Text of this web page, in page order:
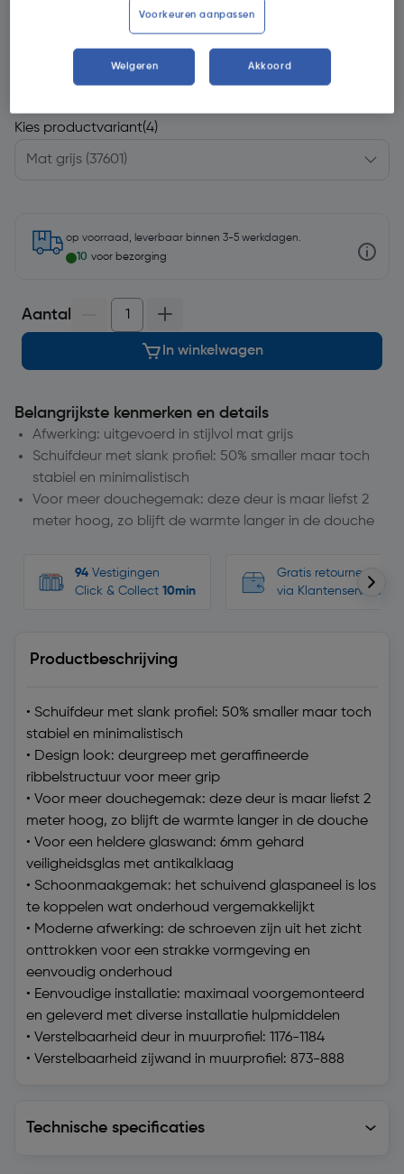
€ 825,00| Excl. btw € 681,82
Kies productvariant(4)
op voorraad, leverbaar binnen 3-5 werkdagen.
10 voor bezorging
Aantal
In winkelwagen
Belangrijkste kenmerken en details
Afwerking: uitgevoerd in stijlvol mat grijs
Schuifdeur met slank profiel: 50% smaller maar toch
stabiel en minimalistisch
Voor meer douchegemak: deze deur is maar liefst 2
meter hoog, zo blijft de warmte langer in de douche
94 Vestigingen
Click & Collect 10min
Gratis retourneren,
via Klantenservice
Productbeschrijving
• Schuifdeur met slank profiel: 50% smaller maar toch
stabiel en minimalistisch
• Design look: deurgreep met geraffineerde
ribbelstructuur voor meer grip
• Voor meer douchegemak: deze deur is maar liefst 2
meter hoog, zo blijft de warmte langer in de douche
• Voor een heldere glaswand: 6mm gehard
veiligheidsglas met antikalklaag
• Schoonmaakgemak: het schuivend glaspaneel is los
te koppelen wat onderhoud vergemakkelijkt
• Moderne afwerking: de schroeven zijn uit het zicht
onttrokken voor een strakke vormgeving en
eenvoudig onderhoud
• Eenvoudige installatie: maximaal voorgemonteerd
en geleverd met diverse installatie hulpmiddelen
• Verstelbaarheid deur in muurprofiel: 1176-1184
• Verstelbaarheid zijwand in muurprofiel: 873-888
Technische specificaties
Voorkeuren aanpassen
Weigeren Akkoord